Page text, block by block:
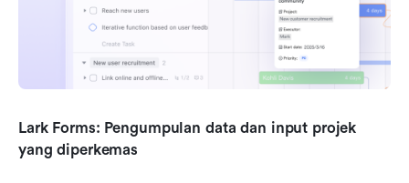
Lark Forms: Pengumpulan data dan input projek
yang diperkemas